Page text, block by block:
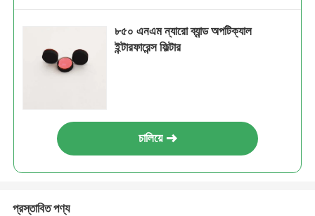
৮৫০ এনএম ন্যারো ব্যান্ড অপটিক্যাল
ইন্টারফারেন্স ফিল্টার
চালিয়ে
প্রস্তাবিত পণ্য